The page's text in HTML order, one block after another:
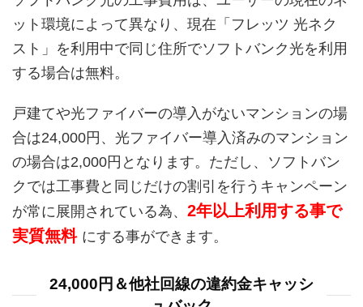
ット環境によって異なり、現在「フレッツ 光ネク
スト」を利用中で同じ住所でソフトバンク光を利用
する場合は無料。
戸建てや光ファイバーの導入がないマンションの場
合は24,000円、光ファイバー導入済みのマンション
の場合は2,000円となります。ただし、ソフトバン
クでは工事費と同じだけの割引を行うキャンペーン
が常に展開されている為、 2年以上利用する事で
実質無料 にする事ができます。
24,000円＆他社回線の違約金キャッシ